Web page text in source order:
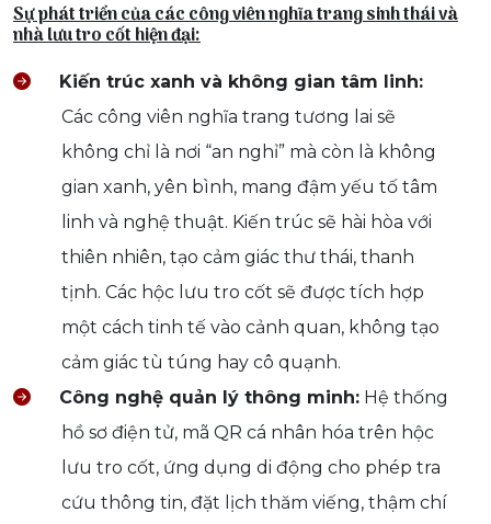
Sự phát triển của các công viên nghĩa trang sinh thái và
nhà lưu tro cốt hiện đại:
Kiến trúc xanh và không gian tâm linh:
Các công viên nghĩa trang tương lai sẽ
không chỉ là nơi “an nghỉ” mà còn là không
gian xanh, yên bình, mang đậm yếu tố tâm
linh và nghệ thuật. Kiến trúc sẽ hài hòa với
thiên nhiên, tạo cảm giác thư thái, thanh
tịnh. Các hộc lưu tro cốt sẽ được tích hợp
một cách tinh tế vào cảnh quan, không tạo
cảm giác tù túng hay cô quạnh.
Công nghệ quản lý thông minh: Hệ thống
hồ sơ điện tử, mã QR cá nhân hóa trên hộc
lưu tro cốt, ứng dụng di động cho phép tra
cứu thông tin, đặt lịch thăm viếng, thậm chí